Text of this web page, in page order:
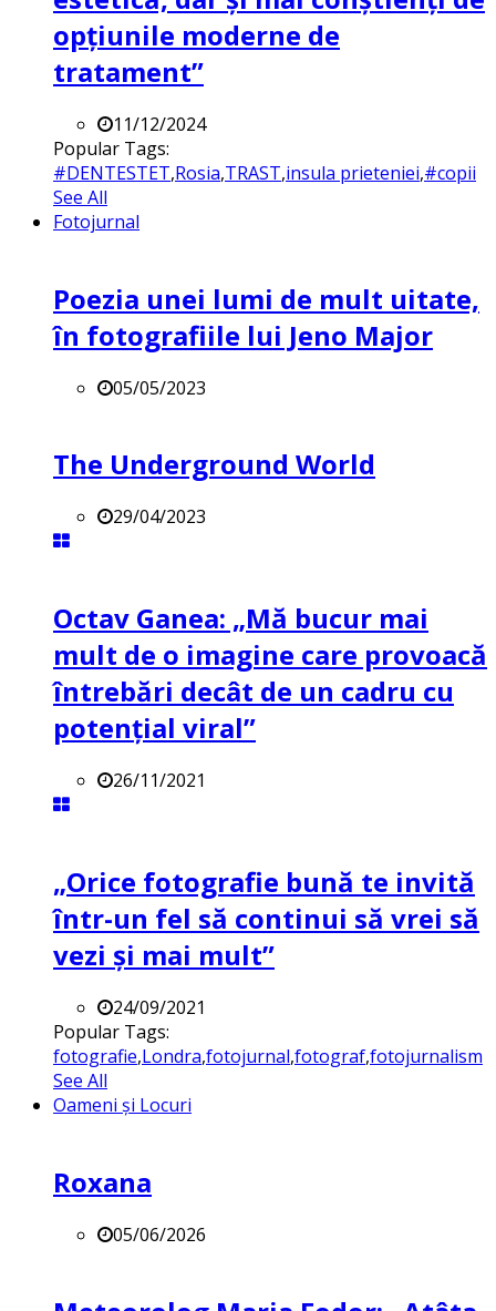
opțiunile moderne de
tratament”
11/12/2024
Popular Tags:
#DENTESTET,Rosia,TRAST,insula prieteniei,#copii
See All
Fotojurnal
Poezia unei lumi de mult uitate,
în fotografiile lui Jeno Major
05/05/2023
The Underground World
29/04/2023
Octav Ganea: „Mă bucur mai
mult de o imagine care provoacă
întrebări decât de un cadru cu
potenţial viral”
26/11/2021
„Orice fotografie bună te invită
într-un fel să continui să vrei să
vezi și mai mult”
24/09/2021
Popular Tags:
fotografie,Londra,fotojurnal,fotograf,fotojurnalism
See All
Oameni și Locuri
Roxana
05/06/2026